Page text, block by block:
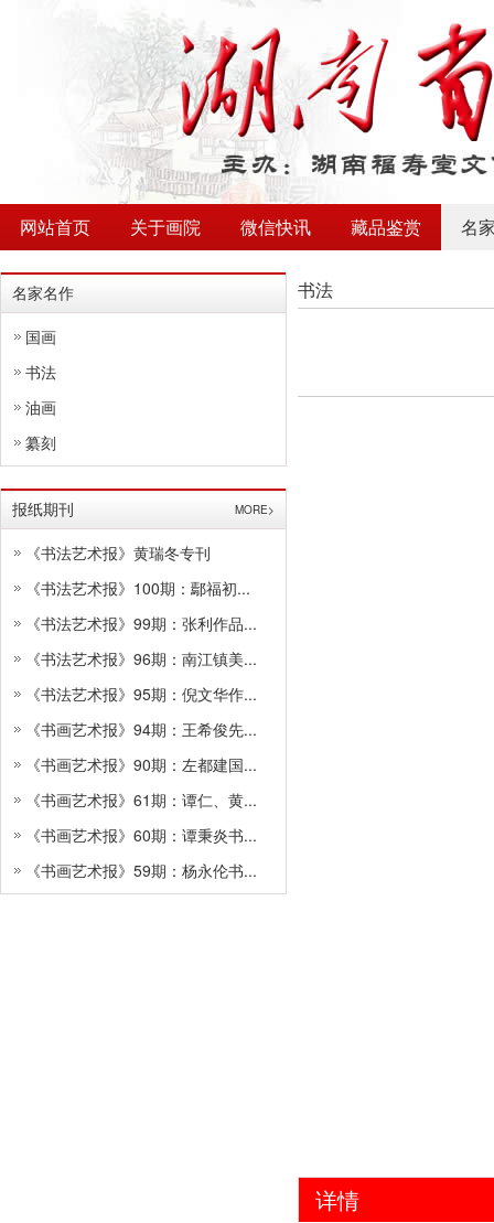
网站首页 关于画院 微信快讯 藏品鉴赏 名
名家名作
国画
书法
油画
纂刻
报纸期刊 MORE>
《书法艺术报》黄瑞冬专刊
《书法艺术报》100期：鄢福初...
《书法艺术报》99期：张利作品...
《书法艺术报》96期：南江镇美...
《书法艺术报》95期：倪文华作...
《书画艺术报》94期：王希俊先...
《书画艺术报》90期：左都建国...
《书画艺术报》61期：谭仁、黄...
《书画艺术报》60期：谭秉炎书...
《书画艺术报》59期：杨永伦书...
书法
详情